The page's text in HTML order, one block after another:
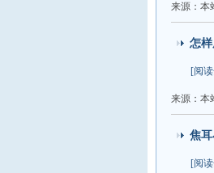
来源：本
怎
[阅
来源：本
焦
[阅